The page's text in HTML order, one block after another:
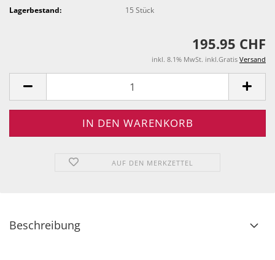
Lagerbestand:
15Stück
195.95 CHF
inkl. 8.1% MwSt. inkl.Gratis Versand
AUF DEN MERKZETTEL
Beschreibung